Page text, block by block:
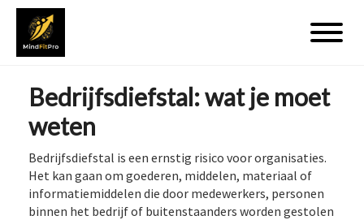
Bedrijfsdiefstal: wat je moet
weten
Bedrijfsdiefstal is een ernstig risico voor organisaties.
Het kan gaan om goederen, middelen, materiaal of
informatiemiddelen die door medewerkers, personen
binnen het bedrijf of buitenstaanders worden gestolen